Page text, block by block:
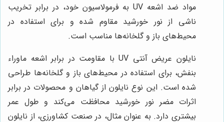
مواد ضد اشعه UV به فرمولاسیون خود، در برابر تخریب
ناشی از نور خورشید مقاوم شده و برای استفاده در
محیط‌های باز و گلخانه‌ها مناسب است.
نایلون عریض آنتی UV با مقاومت در برابر اشعه ماوراء
بنفش، برای استفاده در محیط‌های باز و گلخانه‌ها طراحی
شده است. این نوع نایلون از گیاهان و محصولات در برابر
اثرات مضر نور خورشید محافظت می‌کند و طول عمر
بیشتری دارد. به عنوان مثال، در صنعت کشاورزی، از نایلون